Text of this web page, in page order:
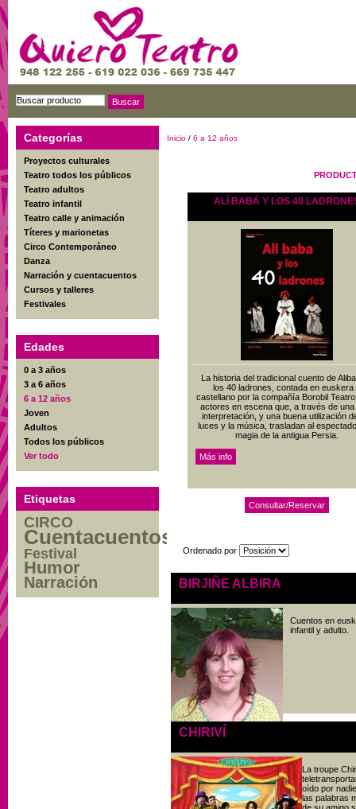
Categorías
Proyectos culturales
Teatro todos los públicos
Teatro adultos
Teatro infantil
Teatro calle y animación
Títeres y marionetas
Circo Contemporáneo
Danza
Narración y cuentacuentos
Cursos y talleres
Festivales
Edades
0 a 3 años
3 a 6 años
6 a 12 años
Joven
Adultos
Todos los públicos
Ver todo
Etiquetas
CIRCO
Cuentacuentos
Festival
Humor
Narración
Inicio / 6 a 12 años
ALÍ BABÁ Y LOS 40
La historia del tradicional cuento de
los 40 ladrones, contada en euskera
castellano por la compañía Borobil
actores en escena que, a través de una
interpretación, y una buena utilización
luces y la música, trasladan al
magia de la antigua Persia.
Ordenado por
BIRJIÑE ALBIRA
Cuentos en
infantil y adulto.
CHIRIVÍ
La troupe
oído por
las palabras